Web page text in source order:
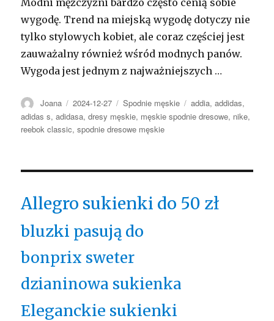
wygodę. Trend na miejską wygodę dotyczy nie
tylko stylowych kobiet, ale coraz częściej jest
zauważalny również wśród modnych panów.
Wygoda jest jednym z najważniejszych …
Autor
Joana Opublikowano
2024-12-27 Kategorie
Spodnie męskie Tagi
addia,addidas,
adidas s,adidasa,dresy męskie, męskie spodnie dresowe, nike,
reebok classic,spodnie dresowe męskie
Allegro sukienki do 50 zł
bluzki pasują do
bonprix sweter
dzianinowa sukienka
Eleganckie sukienki